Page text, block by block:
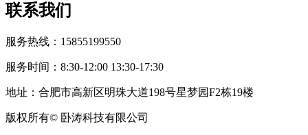
联系我们
服务热线：15855199550
服务时间：8:30-12:00 13:30-17:30
地址：合肥市高新区明珠大道198号星梦园F2栋19楼
版权所有© 卧涛科技有限公司